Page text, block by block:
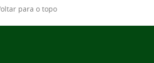
para o topo